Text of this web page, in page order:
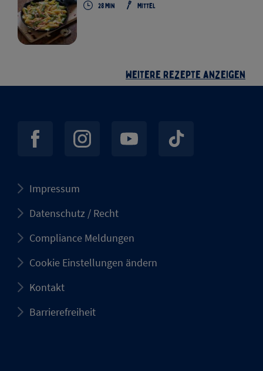
28Min Mittel
Weitere Rezepte anzeigen
Impressum
Datenschutz / Recht
Compliance Meldungen
Cookie Einstellungen ändern
Kontakt
Barrierefreiheit